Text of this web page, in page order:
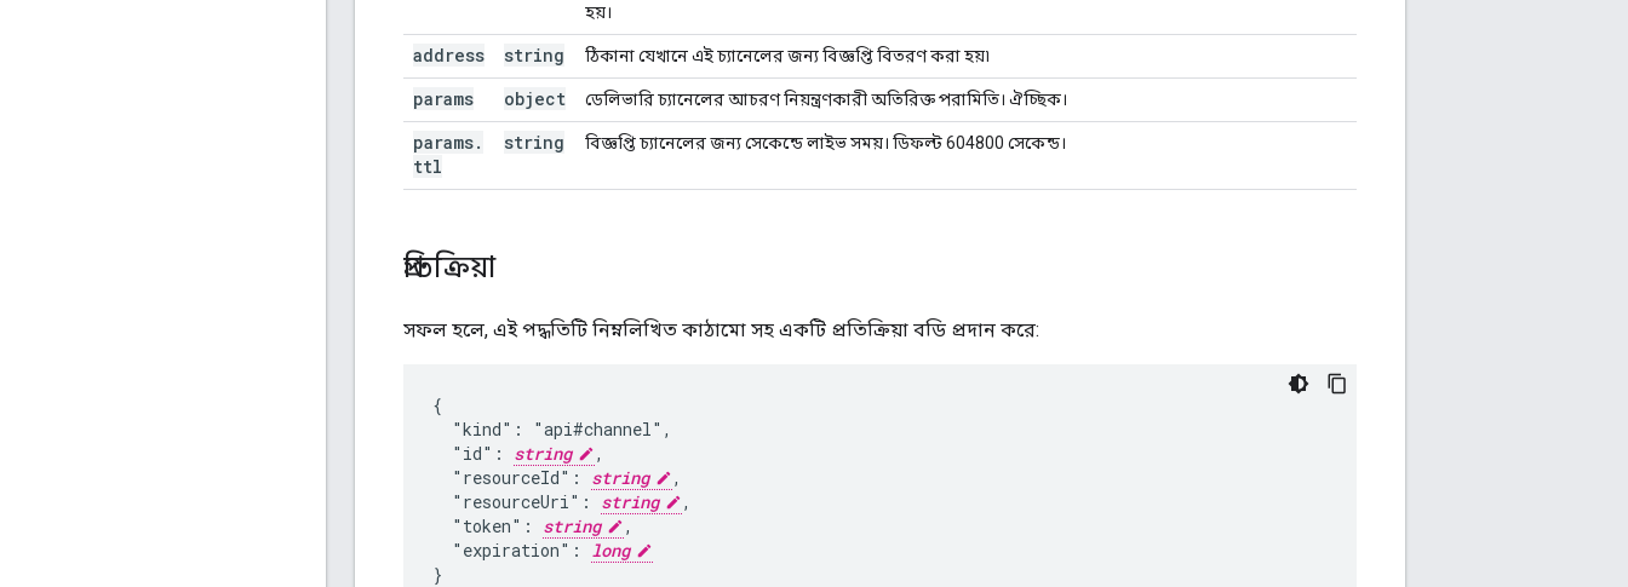
হয়।
address string ঠিকানা যেখানে এই চ্যানেলের জন্য বিজ্ঞপ্তি বিতরণ করা হয়৷
params object ডেলিভারি চ্যানেলের আচরণ নিয়ন্ত্রণকারী অতিরিক্ত পরামিতি। ঐচ্ছিক।
params.
ttl
string বিজ্ঞপ্তি চ্যানেলের জন্য সেকেন্ডে লাইভ সময়। ডিফল্ট 604800 সেকেন্ড।
প্রতিক্রিয়া
সফল হলে, এই পদ্ধতিটি নিম্নলিখিত কাঠামো সহ একটি প্রতিক্রিয়া বডি প্রদান করে:
{
  "kind": "api#channel",
  "id":
string
,
  "resourceId":
string
,
  "resourceUri":
string
,
  "token":
string
,
  "expiration":
long
}